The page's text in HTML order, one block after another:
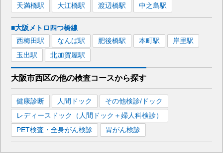
天満橋駅 大江橋駅 渡辺橋駅 中之島駅
■大阪メトロ四つ橋線
西梅田駅 なんば駅 肥後橋駅 本町駅 岸里駅
玉出駅 北加賀屋駅
大阪市西区の他の検査コースから探す
健康診断 人間ドック
その他検診/ドック
レディースドック（人間ドック＋婦人科検診）
PET検査・全身がん検診
胃がん検診